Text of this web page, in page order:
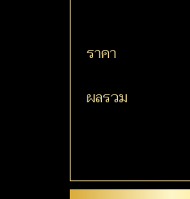
ราคา
ผลรวม